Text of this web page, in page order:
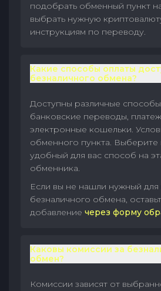
подобрать обменный пункт
выбрать нужную
инструкциям по переводу.
Какие способы оплаты
безналичного обмена?
Доступны различные
банковские переводы,
электронные кошельки.
обменного пункта. Выберите
удобный для вас способ на
обменника.
Если вы не нашли нужный для
безналичного обмена,
добавление через форму
Каковы комиссии за
обмен?
Комиссии зависят от